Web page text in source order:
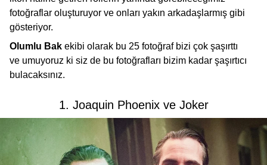
fotoğraflar oluşturuyor ve onları yakın arkadaşlarmış gibi
gösteriyor.
Olumlu Bak ekibi olarak bu 25 fotoğraf bizi çok şaşırttı
ve umuyoruz ki siz de bu fotoğrafları bizim kadar şaşırtıcı
bulacaksınız.
1. Joaquin Phoenix ve Joker